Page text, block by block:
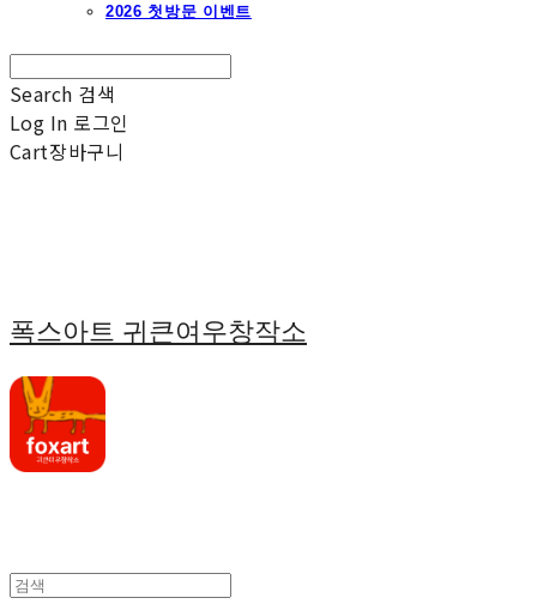
2026 첫방문 이벤트
Search 검색
Log In 로그인
Cart장바구니
폭스아트 귀큰여우창작소